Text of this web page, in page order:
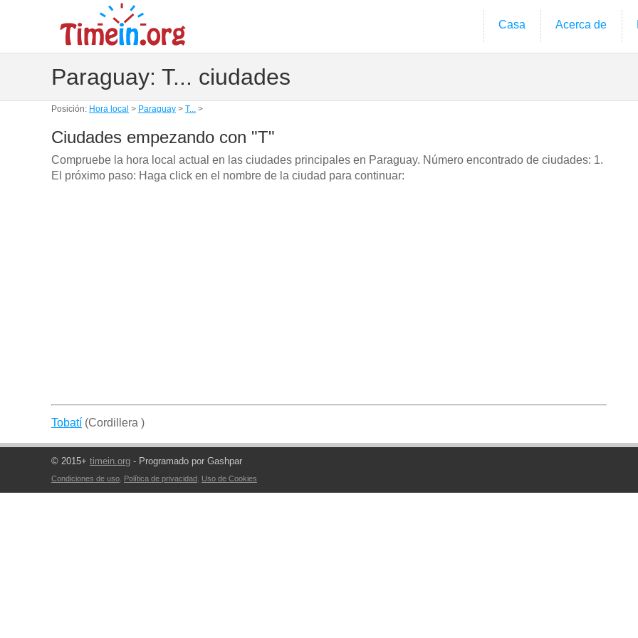
Casa Acerca de
Paraguay: T... ciudades
Posición: Hora local > Paraguay > T... >
Ciudades empezando con "T"
Compruebe la hora local actual en las ciudades principales en Paraguay. Número encontrado de ciudades: 1.
El próximo paso: Haga click en el nombre de la ciudad para continuar:
Tobatí (Cordillera )
© 2015+ timein.org - Programado por Gashpar
Condiciones de uso, Política de privacidad, Uso de Cookies